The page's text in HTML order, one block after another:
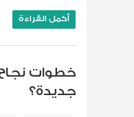
أكمل القراءة
خطوات
جديدة؟